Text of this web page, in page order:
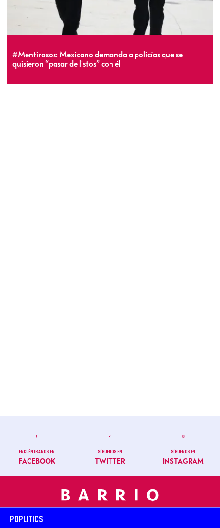
#Mentirosos: Mexicano demanda a policías que se
quisieron “pasar de listos” con él
ENCUÉNTRANOS EN
FACEBOOK
SÍGUENOS EN
TWITTER
SÍGUENOS EN
INSTAGRAM
POPLITICS